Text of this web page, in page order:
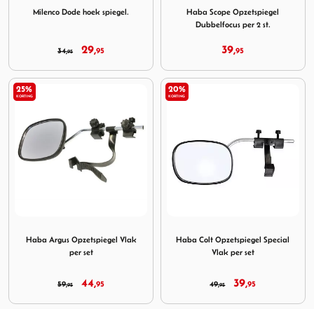
Milenco Dode hoek spiegel.
34,95 29,95
Haba Scope Opzetspiegel
Dubbelfocus per 2 st.
39,95
25%
KORTING
Haba Argus Opzetspiegel Vlak
per set
59,95 44,95
20%
KORTING
Haba Colt Opzetspiegel Special
Vlak per set
49,95 39,95